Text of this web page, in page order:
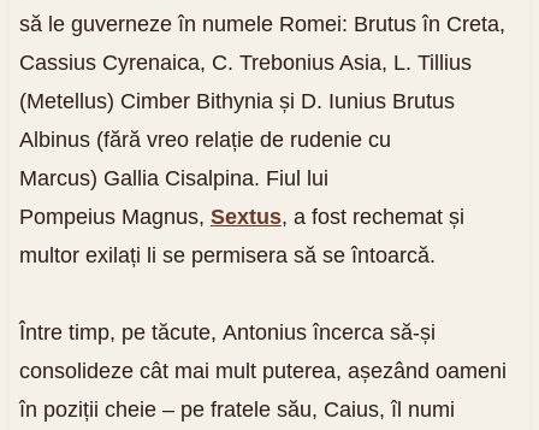
să le guverneze în numele Romei: Brutus în Creta,
Cassius Cyrenaica, C. Trebonius Asia, L. Tillius
(Metellus) Cimber Bithynia și D. Iunius Brutus
Albinus (fără vreo relație de rudenie cu
Marcus) Gallia Cisalpina. Fiul lui
Pompeius Magnus, Sextus, a fost rechemat și
multor exilați li se permisera să se întoarcă.
Între timp, pe tăcute, Antonius încerca să-și
consolideze cât mai mult puterea, așezând oameni
în poziții cheie – pe fratele său, Caius, îl numi